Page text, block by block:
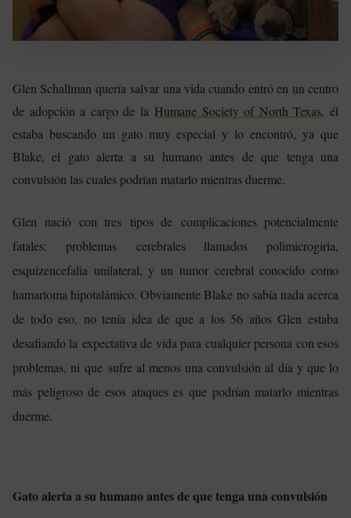
Glen Schallman quería salvar una vida cuando entró en un centro
de adopción a cargo de la Humane Society of North Texas, él
estaba buscando un gato muy especial y lo encontró, ya que
Blake, el gato alerta a su humano antes de que tenga una
convulsión las cuales podrían matarlo mientras duerme.
Glen nació con tres tipos de complicaciones potencialmente
fatales: problemas cerebrales llamados polimicrogiria,
esquizencefalia unilateral, y un tumor cerebral conocido como
hamartoma hipotalámico. Obviamente Blake no sabía nada acerca
de todo eso, no tenía idea de que a los 56 años Glen estaba
desafiando la expectativa de vida para cualquier persona con esos
problemas, ni que sufre al menos una convulsión al día y que lo
más peligroso de esos ataques es que podrían matarlo mientras
duerme.
Gato alerta a su humano antes de que tenga una convulsión